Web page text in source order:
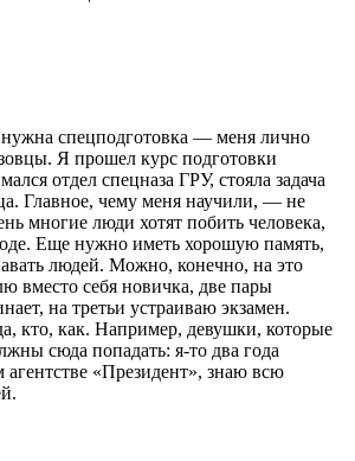
спецподготовка — меня лично
Я прошел курс подготовки
отдел спецназа ГРУ, стояла задача
Главное, чему меня научили, — не
многие люди хотят побить человека,
Еще нужно иметь хорошую память,
людей. Можно, конечно, на это
вместо себя новичка, две пары
на третьи устраиваю экзамен.
кто, как. Например, девушки, которые
сюда попадать: я-то два года
агентстве «Президент», знаю всю